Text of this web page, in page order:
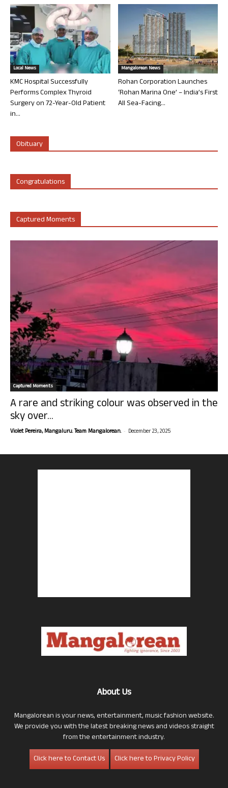
Local News
KMC Hospital Successfully
Performs Complex Thyroid
Surgery on 72-Year-Old Patient
in...
Mangalorean News
Rohan Corporation Launches
‘Rohan Marina One’ – India’s First
All Sea-Facing...
Obituary
Congratulations
Captured Moments
Captured Moments
A rare and striking colour was observed in the
sky over...
Violet Pereira, Mangaluru. Team Mangalorean. - December 23, 2025
About Us
Mangalorean is your news, entertainment, music fashion website.
We provide you with the latest breaking news and videos straight
from the entertainment industry.
Click here to Contact Us
Click here to Privacy Policy